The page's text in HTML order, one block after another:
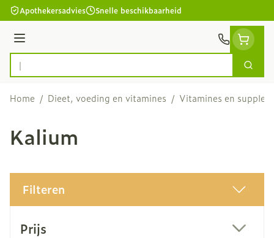
Ga naar de inhoud
Apothekersadvies Snelle beschikbaarheid
Menu
Product, merk, categorie...
Zoek
Home / Dieet, voeding en vitamines / Vitamines en
Kalium
Filteren
Prijs